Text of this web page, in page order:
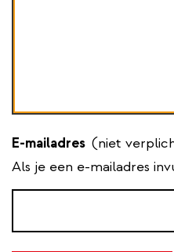
E-mailadres (niet
Als je een e-mailadres